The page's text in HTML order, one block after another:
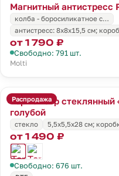
Магнитный антистресс
колба - боросиликатное с…
антистресс: 8х8х15,5 см;
от 1 790 ₽
Свободно: 791 шт.
Molti
Распродажа
Термометр стеклянный
голубой
стекло 5,5x5,5x28 см;
от 1 490 ₽
Свободно: 676 шт.